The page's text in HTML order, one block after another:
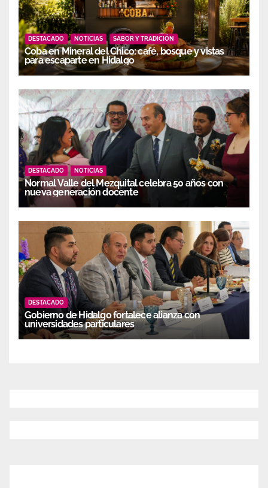
DESTACADO NOTICIAS SABOR Y TRADICIÓN
Coba en Mineral del Chico: café, bosque y vistas
para escaparte en Hidalgo
DESTACADO NOTICIAS
Normal Valle del Mezquital celebra 50 años con
nueva generación docente
DESTACADO
Gobierno de Hidalgo fortalece alianza con
universidades particulares